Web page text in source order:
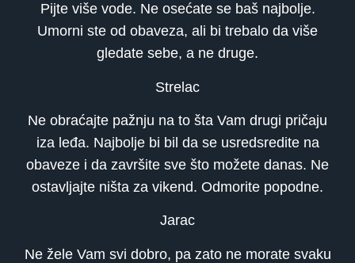
Pijte više vode. Ne osećate se baš najbolje.
Umorni ste od obaveza, ali bi trebalo da više
gledate sebe, a ne druge.
Strelac
Ne obraćajte pažnju na to šta Vam drugi pričaju
iza leđa. Najbolje bi bil da se usredsredite na
obaveze i da završite sve što možete danas. Ne
ostavljajte ništa za vikend. Odmorite popodne.
Jarac
Ne žele Vam svi dobro, pa zato ne morate svaku